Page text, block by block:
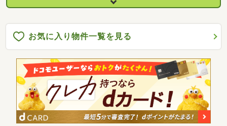
お気に入り物件一覧を見る